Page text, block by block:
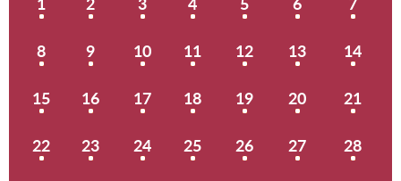
8 9 10 11 12 13 14
15 16 17 18 19 20 21
22 23 24 25 26 27 28